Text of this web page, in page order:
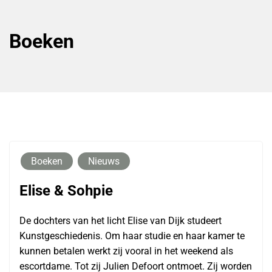
Boeken
Boeken Nieuws
Elise & Sohpie
De dochters van het licht Elise van Dijk studeert
Kunstgeschiedenis. Om haar studie en haar kamer te
kunnen betalen werkt zij vooral in het weekend als
escortdame. Tot zij Julien Defoort ontmoet. Zij worden